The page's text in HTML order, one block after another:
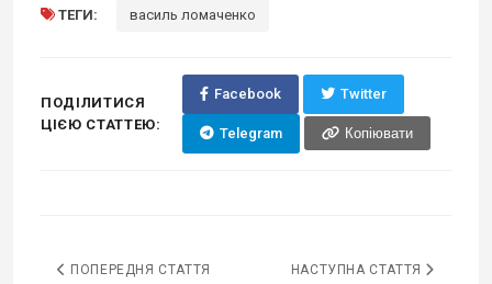
ТЕГИ: василь ломаченко
ПОДІЛИТИСЯ
ЦІЄЮ СТАТТЕЮ:
Facebook Twitter
Telegram Копіювати
ПОПЕРЕДНЯ СТАТТЯ НАСТУПНА СТАТТЯ